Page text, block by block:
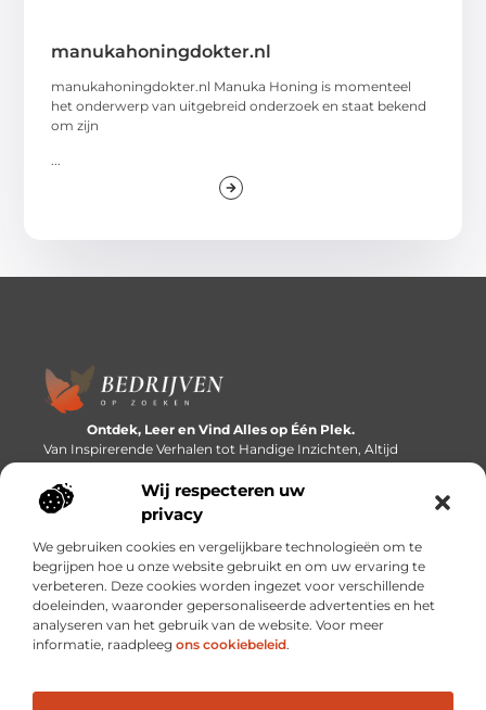
Wij respecteren uw
privacy
We gebruiken cookies en vergelijkbare technologieën om te
begrijpen hoe u onze website gebruikt en om uw ervaring te
verbeteren. Deze cookies worden ingezet voor verschillende
doeleinden, waaronder gepersonaliseerde advertenties en het
analyseren van het gebruik van de website. Voor meer
informatie, raadpleeg ons cookiebeleid.
manukahoningdokter.nl
manukahoningdokter.nl Manuka Honing is momenteel
het onderwerp van uitgebreid onderzoek en staat bekend
om zijn
Ontdek, Leer en Vind Alles op Één Plek.
Van Inspirerende Verhalen tot Handige Inzichten, Altijd
Binnen Handbereik.
Bericht categorie
Onze informatie